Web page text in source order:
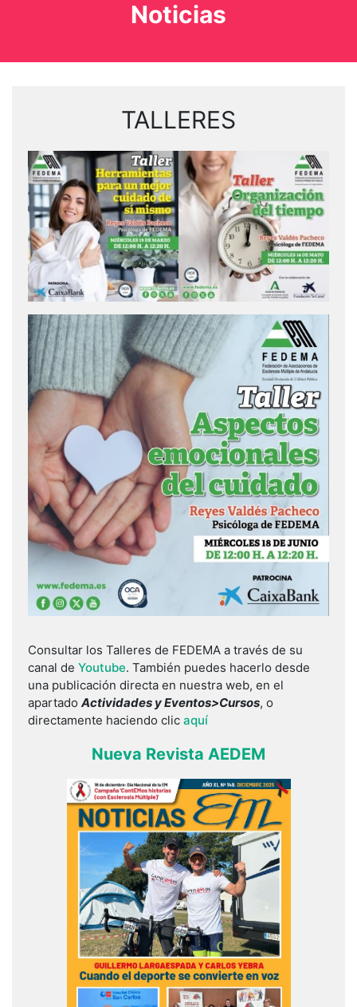
Noticias
TALLERES
Consultar los Talleres de FEDEMA a través de su
canal de Youtube. También puedes hacerlo desde
una publicación directa en nuestra web, en el
apartado Actividades y Eventos>Cursos, o
directamente haciendo clic aquí
Nueva Revista AEDEM